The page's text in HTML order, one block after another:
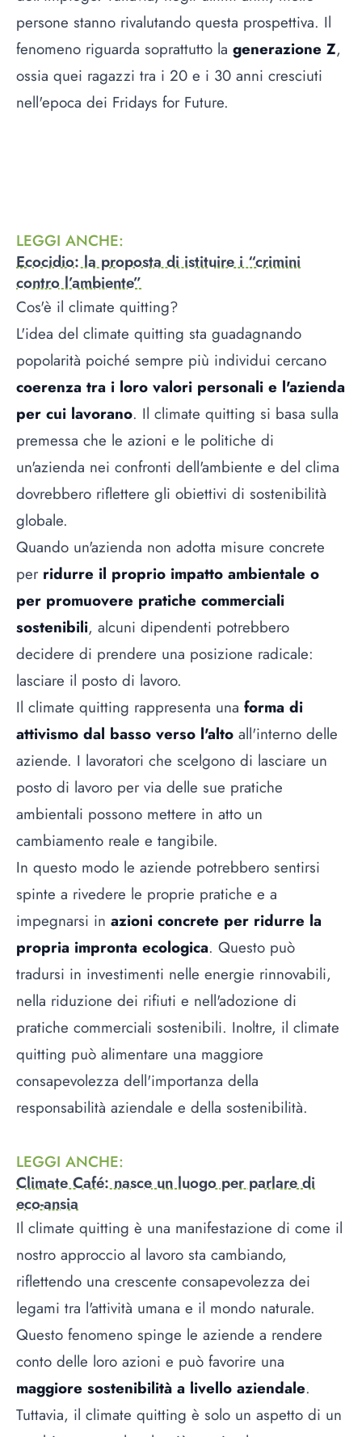
persone stanno rivalutando questa prospettiva. Il
fenomeno riguarda soprattutto la generazione Z,
ossia quei ragazzi tra i 20 e i 30 anni cresciuti
nell'epoca dei Fridays for Future.
LEGGI ANCHE:
Ecocidio: la proposta di istituire i “crimini
contro l’ambiente”
Cos'è il climate quitting?
L'idea del climate quitting sta guadagnando
popolarità poiché sempre più individui cercano
coerenza tra i loro valori personali e l'azienda
per cui lavorano. Il climate quitting si basa sulla
premessa che le azioni e le politiche di
un'azienda nei confronti dell'ambiente e del clima
dovrebbero riflettere gli obiettivi di sostenibilità
globale.
Quando un'azienda non adotta misure concrete
per ridurre il proprio impatto ambientale o
per promuovere pratiche commerciali
sostenibili, alcuni dipendenti potrebbero
decidere di prendere una posizione radicale:
lasciare il posto di lavoro.
Il climate quitting rappresenta una forma di
attivismo dal basso verso l'alto all'interno delle
aziende. I lavoratori che scelgono di lasciare un
posto di lavoro per via delle sue pratiche
ambientali possono mettere in atto un
cambiamento reale e tangibile.
In questo modo le aziende potrebbero sentirsi
spinte a rivedere le proprie pratiche e a
impegnarsi in azioni concrete per ridurre la
propria impronta ecologica. Questo può
tradursi in investimenti nelle energie rinnovabili,
nella riduzione dei rifiuti e nell'adozione di
pratiche commerciali sostenibili. Inoltre, il climate
quitting può alimentare una maggiore
consapevolezza dell'importanza della
responsabilità aziendale e della sostenibilità.
LEGGI ANCHE:
Climate Café: nasce un luogo per parlare di
eco-ansia
Il climate quitting è una manifestazione di come il
nostro approccio al lavoro sta cambiando,
riflettendo una crescente consapevolezza dei
legami tra l'attività umana e il mondo naturale.
Questo fenomeno spinge le aziende a rendere
conto delle loro azioni e può favorire una
maggiore sostenibilità a livello aziendale.
Tuttavia, il climate quitting è solo un aspetto di un